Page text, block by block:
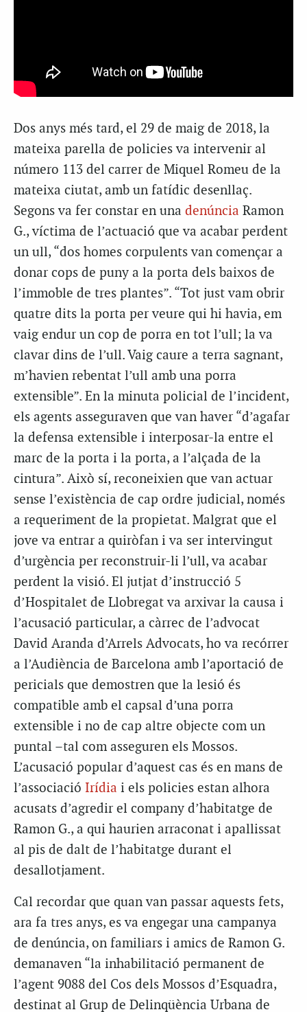
Dos anys més tard, el 29 de maig de 2018, la
mateixa parella de policies va intervenir al
número 113 del carrer de Miquel Romeu de la
mateixa ciutat, amb un fatídic desenllaç.
Segons va fer constar en una denúncia Ramon
G., víctima de l’actuació que va acabar perdent
un ull, “dos homes corpulents van començar a
donar cops de puny a la porta dels baixos de
l’immoble de tres plantes”. “Tot just vam obrir
quatre dits la porta per veure qui hi havia, em
vaig endur un cop de porra en tot l’ull; la va
clavar dins de l’ull. Vaig caure a terra sagnant,
m’havien rebentat l’ull amb una porra
extensible”. En la minuta policial de l’incident,
els agents asseguraven que van haver “d’agafar
la defensa extensible i interposar-la entre el
marc de la porta i la porta, a l’alçada de la
cintura”. Això sí, reconeixien que van actuar
sense l’existència de cap ordre judicial, només
a requeriment de la propietat. Malgrat que el
jove va entrar a quiròfan i va ser intervingut
d’urgència per reconstruir-li l’ull, va acabar
perdent la visió. El jutjat d’instrucció 5
d’Hospitalet de Llobregat va arxivar la causa i
l’acusació particular, a càrrec de l’advocat
David Aranda d’Arrels Advocats, ho va recórrer
a l’Audiència de Barcelona amb l’aportació de
pericials que demostren que la lesió és
compatible amb el capsal d’una porra
extensible i no de cap altre objecte com un
puntal –tal com asseguren els Mossos.
L’acusació popular d’aquest cas és en mans de
l’associació Irídia i els policies estan alhora
acusats d’agredir el company d’habitatge de
Ramon G., a qui haurien arraconat i apallissat
al pis de dalt de l’habitatge durant el
desallotjament.
Cal recordar que quan van passar aquests fets,
ara fa tres anys, es va engegar una campanya
de denúncia, on familiars i amics de Ramon G.
demanaven “la inhabilitació permanent de
l’agent 9088 del Cos dels Mossos d’Esquadra,
destinat al Grup de Delinqüència Urbana de